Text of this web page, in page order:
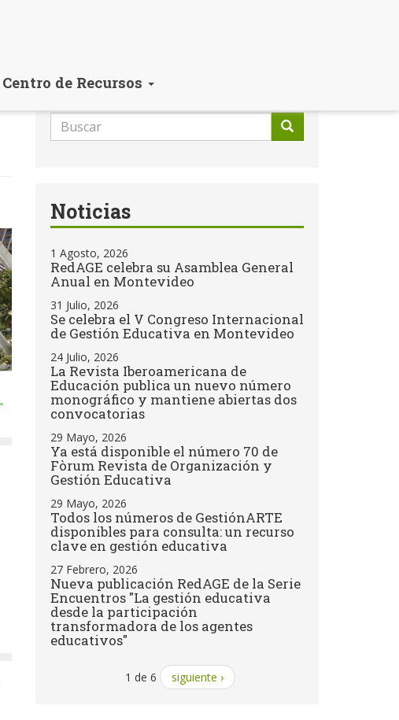
Centro de Recursos
Formulario
de
Noticias
1 Agosto, 2026
RedAGE celebra su Asamblea General
Anual en Montevideo
31 Julio, 2026
Se celebra el V Congreso Internacional
de Gestión Educativa en Montevideo
24 Julio, 2026
La Revista Iberoamericana de
Educación publica un nuevo número
monográfico y mantiene abiertas dos
convocatorias
29 Mayo, 2026
Ya está disponible el número 70 de
Fòrum Revista de Organización y
Gestión Educativa
29 Mayo, 2026
Todos los números de GestiónARTE
disponibles para consulta: un recurso
clave en gestión educativa
27 Febrero, 2026
Nueva publicación RedAGE de la Serie
Encuentros "La gestión educativa
desde la participación
transformadora de los agentes
educativos"
1 de 6 siguiente ›